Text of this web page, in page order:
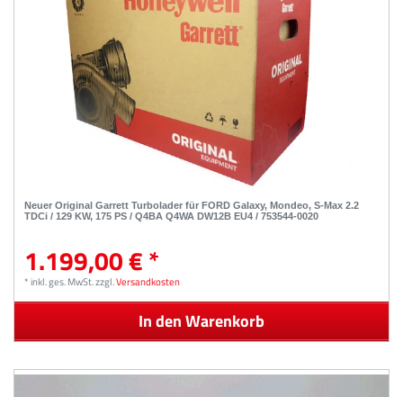
Neuer Original Garrett Turbolader für FORD Galaxy, Mondeo, S-Max 2.2
TDCi / 129 KW, 175 PS / Q4BA Q4WA DW12B EU4 / 753544-0020
1.199,00 € *
*inkl. ges. MwSt.zzgl.Versandkosten
In den Warenkorb